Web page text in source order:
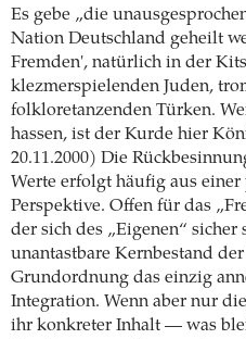
Es gebe „die
Nation Deutschland geheilt
Fremden', natürlich in der
klezmerspielenden Juden,
folkloretanzenden Türken.
hassen, ist der Kurde hier
20.11.2000) Die
Werte erfolgt häufig aus
Perspektive. Offen für das
der sich des „Eigenen“ sicher
unantastbare Kernbestand
Grundordnung das einzig
Integration. Wenn aber nur
ihr konkreter Inhalt — was